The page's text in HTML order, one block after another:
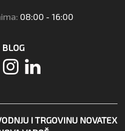
08:00 - 16:00
BLOG
I TRGOVINU NOVATEX